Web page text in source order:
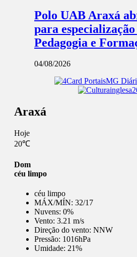
Polo UAB Araxá
para
Pedagogia e
04/08/2026
Araxá
Hoje
20℃
Dom
céu limpo
céu limpo
MÁX/MÍN: 32/17
Nuvens: 0%
Vento: 3.21 m/s
Direção do vento: NNW
Pressão: 1016hPa
Umidade: 21%